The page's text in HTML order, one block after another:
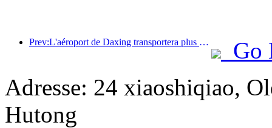
Prev:L'aéroport de Daxing transportera plus de 1,3 million de passagers pendant les vacances de la « Fête nationale » en 2025
Go
Adresse: 24 xiaoshiqiao,
Hutong